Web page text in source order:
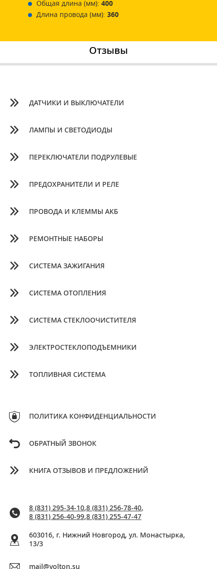
Общая длина (мм): 400
Длина провода (мм): 360
Отзывы
ДАТЧИКИ И ВЫКЛЮЧАТЕЛИ
ЛАМПЫ И СВЕТОДИОДЫ
ПЕРЕКЛЮЧАТЕЛИ ПОДРУЛЕВЫЕ
ПРЕДОХРАНИТЕЛИ И РЕЛЕ
ПРОВОДА И КЛЕММЫ АКБ
РЕМОНТНЫЕ НАБОРЫ
СИСТЕМА ЗАЖИГАНИЯ
СИСТЕМА ОТОПЛЕНИЯ
СИСТЕМА СТЕКЛООЧИСТИТЕЛЯ
ЭЛЕКТРОСТЕКЛОПОДЪЕМНИКИ
ТОПЛИВНАЯ СИСТЕМА
ПОЛИТИКА КОНФИДЕНЦИАЛЬНОСТИ
ОБРАТНЫЙ ЗВОНОК
КНИГА ОТЗЫВОВ И ПРЕДЛОЖЕНИЙ
8 (831) 295-34-10,8 (831) 256-78-40,
8 (831) 256-40-99,8 (831) 255-47-47
603016, г. Нижний Новгород, ул. Монастырка,
13/3
mail@volton.su